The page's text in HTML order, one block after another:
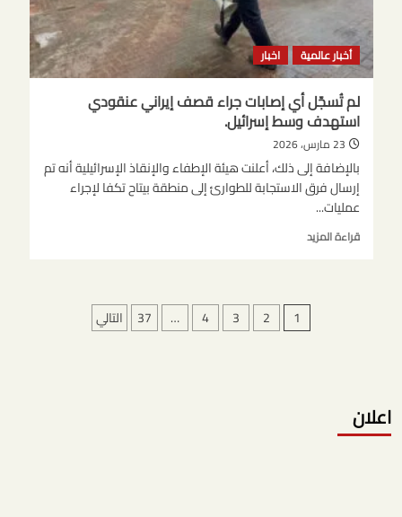
أخبار عالمية اخبار
لم تُسجّل أي إصابات جراء قصف إيراني عنقودي
استهدف وسط إسرائيل.
23 مارس، 2026
بالإضافة إلى ذلك، أعلنت هيئة الإطفاء والإنقاذ الإسرائيلية أنه تم
إرسال فرق الاستجابة للطوارئ إلى منطقة بيتاح تكفا لإجراء
عمليات...
قراءة المزيداقرأ
تُسجّل
أي
إصابات
تعدد
صفحات
1
2
3
4
…
37 التالي
اعلان